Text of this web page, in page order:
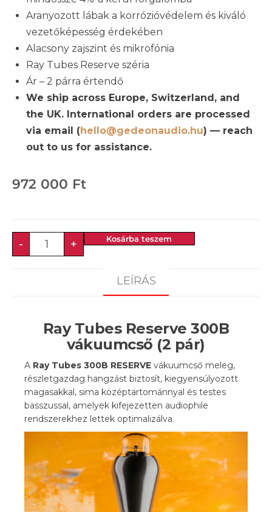
Aranyozott lábak a korrózióvédelem és kiváló
vezetőképesség érdekében
Alacsony zajszint és mikrofónia
Ray Tubes Reserve széria
Ár – 2 párra értendő
We ship across Europe, Switzerland, and
the UK. International orders are processed
via email (hello@gedeonaudio.hu) — reach
out to us for assistance.
972 000 Ft
- + Kosárba teszem
LEÍRÁS
Ray Tubes Reserve 300B
vákuumcső (2 pár)
A Ray Tubes 300B RESERVE vákuumcső meleg,
részletgazdag hangzást biztosít, kiegyensúlyozott
magasakkal, sima középtartománnyal és testes
basszussal, amelyek kifejezetten audiophile
rendszerekhez lettek optimalizálva.